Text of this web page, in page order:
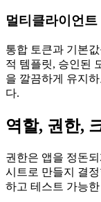
멀티클라이언
통합 토큰과 기본
적 템플릿, 승인된
을 깔끔하게 유지
다.
역할, 권한,
권한은 앱을 정돈
시트로 만들지 결
하고 테스트 가능